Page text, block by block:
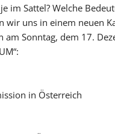
im Sattel? Welche
wir uns in einem neuen
am Sonntag, dem 17.
in Österreich